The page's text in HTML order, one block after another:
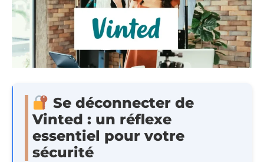
Se déconnecter de
Vinted : un réflexe
essentiel pour votre
sécurité